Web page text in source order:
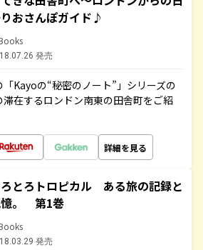
おさんぽガイド♪
発売
Kayoの“秘密のノート”」シリーズの
在するロンドン南東の田舎町をご紹
詳細を見る
とろトロピカル ある旅の記録と
。 第1巻
発売